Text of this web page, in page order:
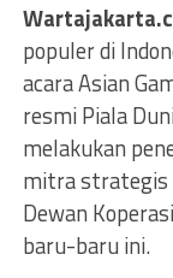
populer di
acara Asian
resmi Piala
melakukan
mitra strategis
Dewan
baru-baru ini.